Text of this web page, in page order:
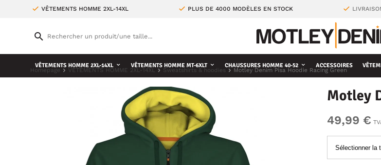
VÊTEMENTS HOMME 2XL-14XL PLUS DE 4000 MODÈLES EN STOCK
VÊTEMENTS HOMME 2XL-14XL VÊTEMENTS HOMME MT-6XLT CHAUSSURES HOMME 40-52 ACCESSOIRES
Homepage VÊTEMENTS HOMME 2XL-14XL Sweatshirts & hoodies Motley Denim Pisa Hoodie Racing Green
Motley
49,99 €